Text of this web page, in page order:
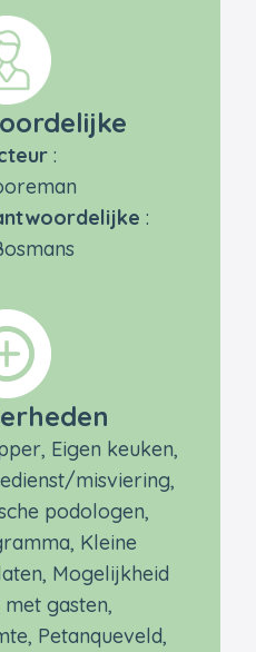
:
:
Eigen keuken,
misviering,
podologen,
Kleine
Mogelijkheid
gasten,
Petanqueveld,